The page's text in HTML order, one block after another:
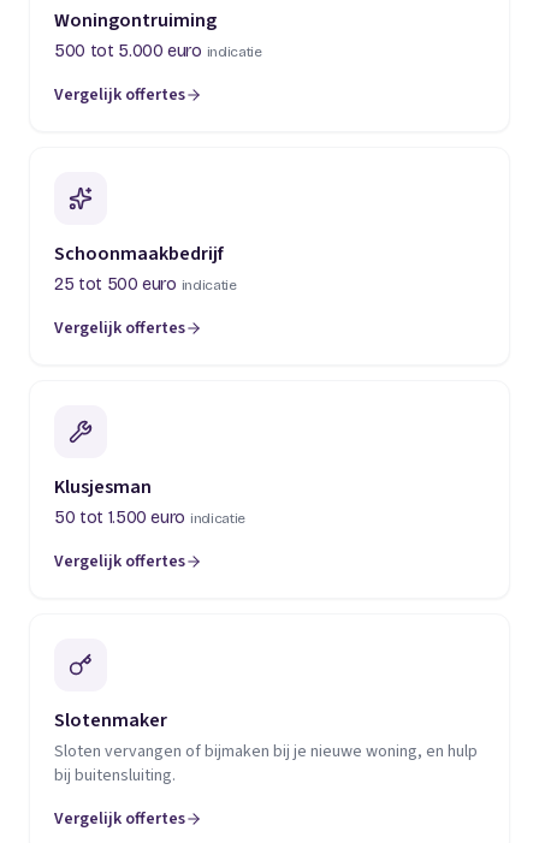
Woningontruiming
500 tot 5.000 euro indicatie
Vergelijk offertes
(opent in een nieuw tabblad)
Schoonmaakbedrijf
25 tot 500 euro indicatie
Vergelijk offertes
(opent in een nieuw tabblad)
Klusjesman
50 tot 1.500 euro indicatie
Vergelijk offertes
(opent in een nieuw tabblad)
Slotenmaker
Sloten vervangen of bijmaken bij je nieuwe woning, en hulp
bij buitensluiting.
Vergelijk offertes
(opent in een nieuw tabblad)